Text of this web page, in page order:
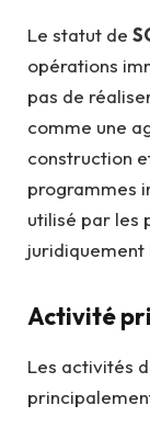
Le statut de
opérations
pas de
comme une
construction
programmes
utilisé par les
juridiquement
Activité
Les activités